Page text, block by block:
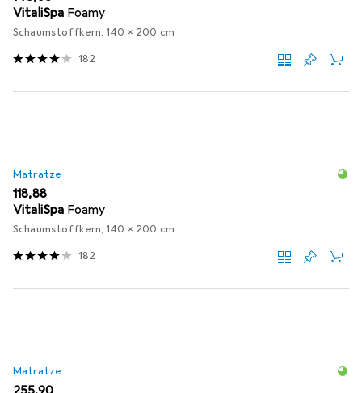
VitaliSpa Foamy
Schaumstoffkern, 140 x 200 cm
182
Matratze
EUR
118,88
VitaliSpa Foamy
Schaumstoffkern, 140 x 200 cm
182
Matratze